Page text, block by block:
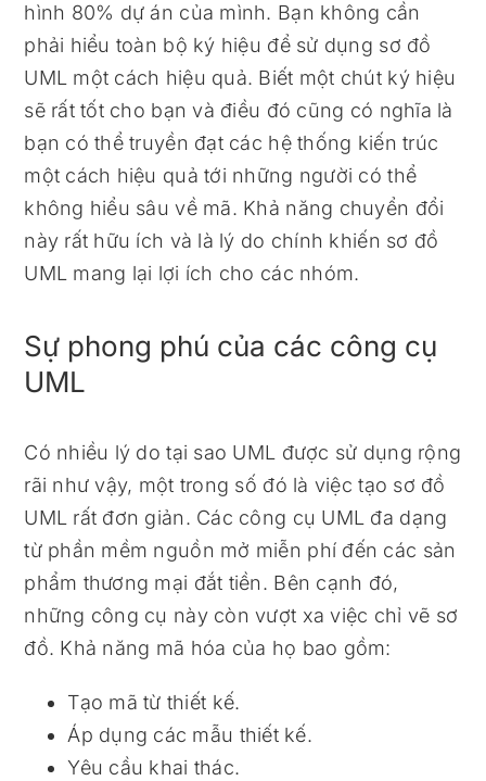
hình 80% dự án của mình. Bạn không cần
phải hiểu toàn bộ ký hiệu để sử dụng sơ đồ
UML một cách hiệu quả. Biết một chút ký hiệu
sẽ rất tốt cho bạn và điều đó cũng có nghĩa là
bạn có thể truyền đạt các hệ thống kiến ​​trúc
một cách hiệu quả tới những người có thể
không hiểu sâu về mã. Khả năng chuyển đổi
này rất hữu ích và là lý do chính khiến sơ đồ
UML mang lại lợi ích cho các nhóm.
Sự phong phú của các công cụ
UML
Có nhiều lý do tại sao UML được sử dụng rộng
rãi như vậy, một trong số đó là việc tạo sơ đồ
UML rất đơn giản. Các công cụ UML đa dạng
từ phần mềm nguồn mở miễn phí đến các sản
phẩm thương mại đắt tiền. Bên cạnh đó,
những công cụ này còn vượt xa việc chỉ vẽ sơ
đồ. Khả năng mã hóa của họ bao gồm:
Tạo mã từ thiết kế.
Áp dụng các mẫu thiết kế.
Yêu cầu khai thác.